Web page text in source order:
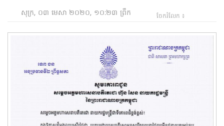
សុក្រ, ០៣ មេសា ២០២០, ១០:២៣ ព្រឹក ចែករំលែក ៖